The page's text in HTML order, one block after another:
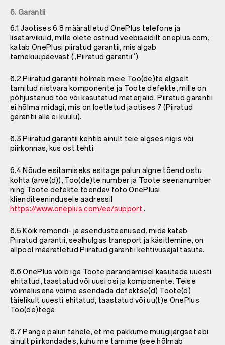
6. Garantii
6.1 Jaotises 6.8 määratletud OnePlus telefone ja
lisatarvikuid, mille olete ostnud veebisaidilt oneplus.com,
katab OnePlusi piiratud garantii, mis algab
tarnekuupäevast („Piiratud garantii“).
6.2 Piiratud garantii hõlmab meie Too(de)te algselt
tarnitud riistvara komponente ja Toote defekte, mille on
põhjustanud töö või kasutatud materjalid. Piiratud garantii
ei hõlma midagi, mis on loetletud jaotises 7 (Piiratud
garantii alla ei kuulu).
6.3 Piiratud garantii kehtib ainult teie algses riigis või
piirkonnas, kus ost tehti.
6.4 Nõude esitamiseks esitage palun algne tõend ostu
kohta (arve(d)), Too(de)te number ja Toote seerianumber
ning Toote defekte tõendav foto OnePlusi
klienditeenindusele aadressil
https://www.oneplus.com/ee/support.
6.5 Kõik remondi- ja asendusteenused, mida katab
Piiratud garantii, sealhulgas transport ja käsitlemine, on
allpool määratletud Piiratud garantii kehtivusajal tasuta.
6.6 OnePlus võib iga Toote parandamisel kasutada uuesti
ehitatud, taastatud või uusi osi ja komponente. Teise
võimalusena võime asendada defektse(d) Toote(d)
täielikult uuesti ehitatud, taastatud või uu(t)e OnePlus
Too(de)tega.
6.7 Pange palun tähele, et me pakkume müügijärgset abi
ainult piirkondades, kuhu me tarnime (see hõlmab